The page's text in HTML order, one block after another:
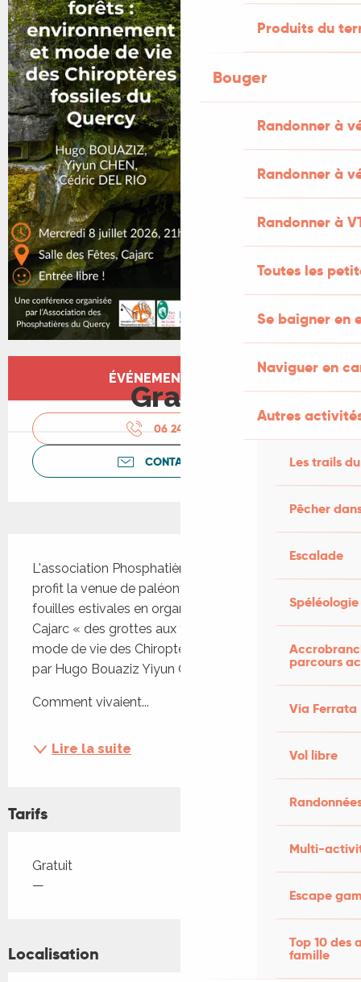
Produits du
Bouger
Randonner à
Randonner à
Randonner à
Toutes les
Se baigner en
Naviguer en
Autres
Les trails
Pêcher
Escalade
Spéléologie
parcours
Via Ferrata
Vol libre
Multi-
Escape
Top 10 des
famille
Ouverture et coordonnées
ÉVÉNEMENT TERMINÉ
Gratuit
06 24 66 22
CONTACTEZ-NOUS
L'association Phosphatières du Quercy met à
profit la venue de paléontologues pour les
fouilles estivales en organisant une conférence à
Cajarc « des grottes aux forêts : environnement et
mode de vie des Chiroptères fossiles du Quercy »
par Hugo Bouaziz Yiyun Chen Cédric del Rio.
Comment vivaient...
Lire la suite
Tarifs
Tarifs 2026
Gratuit
—
Localisation